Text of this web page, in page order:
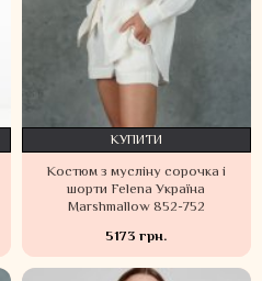
Костюм з мусліну сорочка і
шорти Felena Україна
Marshmallow 852-752
5173 грн.
КУПИТИ